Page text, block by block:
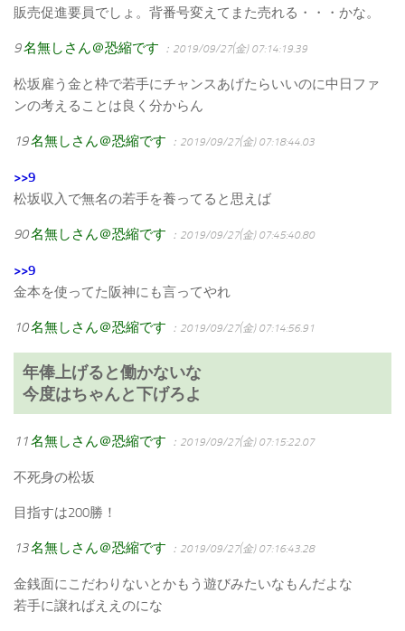
販売促進要員でしょ。背番号変えてまた売れる・・・かな。
9名無しさん＠恐縮です ：2019/09/27(金) 07:14:19.39
松坂雇う金と枠で若手にチャンスあげたらいいのに中日ファ
ンの考えることは良く分からん
19名無しさん＠恐縮です ：2019/09/27(金) 07:18:44.03
>>9
松坂収入で無名の若手を養ってると思えば
90名無しさん＠恐縮です ：2019/09/27(金) 07:45:40.80
>>9
金本を使ってた阪神にも言ってやれ
10名無しさん＠恐縮です ：2019/09/27(金) 07:14:56.91
年俸上げると働かないな
今度はちゃんと下げろよ
11名無しさん＠恐縮です ：2019/09/27(金) 07:15:22.07
不死身の松坂
目指すは200勝！
13名無しさん＠恐縮です ：2019/09/27(金) 07:16:43.28
金銭面にこだわりないとかもう遊びみたいなもんだよな
若手に譲ればええのにな